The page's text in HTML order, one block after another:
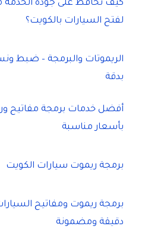
كيف نحافظ على جودة
لفتح السيارات بالكويت؟
الريموتات والبرمجة – ضبط
بدقة
أفضل خدمات برمجة مفاتيح
بأسعار مناسبة
برمجة ريموت سيارات الكويت
برمجة ريموت ومفاتيح
دقيقة ومضمونة